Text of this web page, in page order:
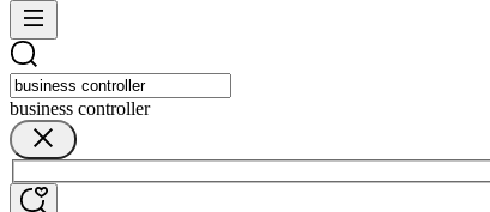
business controller